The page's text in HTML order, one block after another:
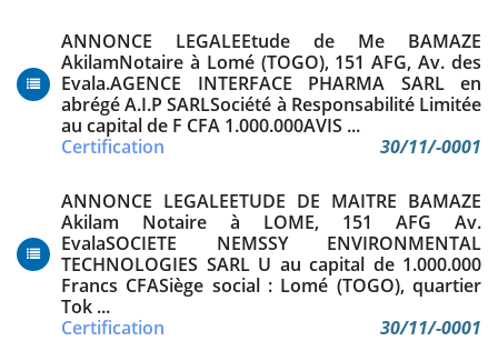
ANNONCE LEGALEEtude de Me BAMAZE
AkilamNotaire à Lomé (TOGO), 151 AFG, Av. des
Evala.AGENCE INTERFACE PHARMA SARL en
abrégé A.I.P SARLSociété à Responsabilité Limitée
au capital de F CFA 1.000.000AVIS ...
Certification
30/11/-0001
ANNONCE LEGALEETUDE DE MAITRE BAMAZE
Akilam Notaire à LOME, 151 AFG Av.
EvalaSOCIETE NEMSSY ENVIRONMENTAL
TECHNOLOGIES SARL U au capital de 1.000.000
Francs CFASiège social : Lomé (TOGO), quartier
Tok ...
Certification
30/11/-0001